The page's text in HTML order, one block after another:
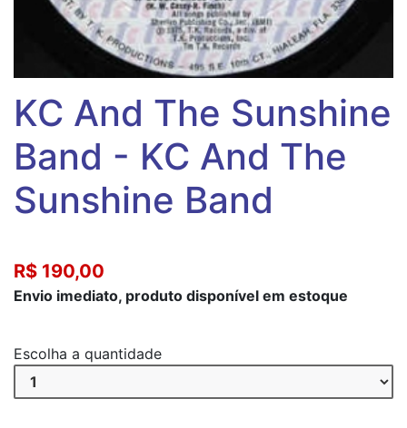
KC And The Sunshine
Band ‎- KC And The
Sunshine Band
R$ 190,00
Envio imediato, produto disponível em estoque
Escolha a quantidade